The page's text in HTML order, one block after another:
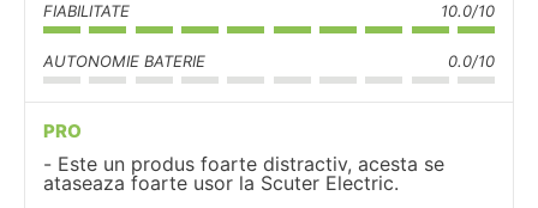
FIABILITATE 10.0/10
AUTONOMIE BATERIE 0.0/10
PRO
Este un produs foarte distractiv, acesta se
ataseaza foarte usor la Scuter Electric.